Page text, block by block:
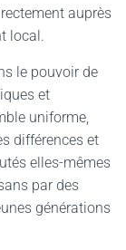
auprès
local.
le pouvoir de
et
uniforme,
différences et
elles-mêmes
par des
générations